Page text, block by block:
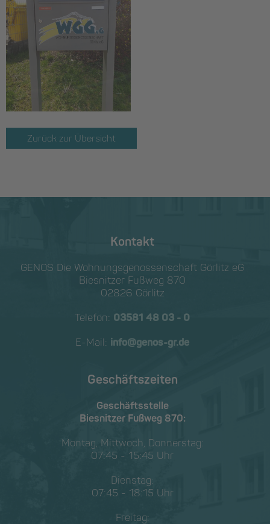
Zurück zur Übersicht
Kontakt
GENOS Die Wohnungs­genossen­schaft Görlitz eG
Biesnitzer Fußweg 870
02826 Görlitz
Telefon: 03581 48 03 - 0
E-Mail: info@genos-gr.de
Geschäftszeiten
Geschäftsstelle
Biesnitzer Fußweg 870:
Montag, Mittwoch, Donnerstag:
07:45 - 15:45 Uhr
Dienstag:
07:45 - 18:15 Uhr
Freitag: